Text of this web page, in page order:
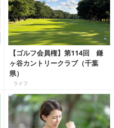
【ゴルフ会員権】第114回 鎌
ヶ谷カントリークラブ（千葉
県）
ライフ